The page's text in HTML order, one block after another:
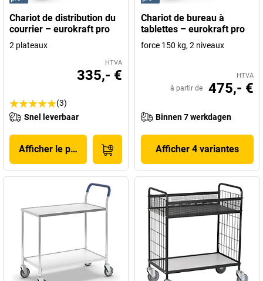
Chariot de distribution du
courrier – eurokraft pro
2 plateaux
HTVA
335,- €
(3)
Snel leverbaar
Afficher le produit
Chariot de bureau à
tablettes – eurokraft pro
force 150 kg, 2 niveaux
HTVA
à partir de 475,- €
Binnen 7 werkdagen
Afficher 4 variantes